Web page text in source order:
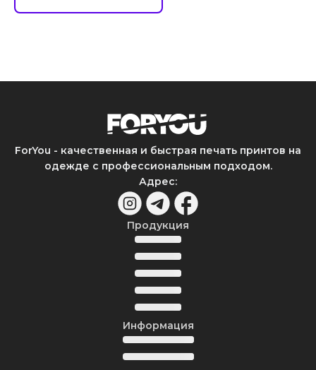
ForYou - качественная и быстрая печать принтов на
одежде с профессиональным подходом.
Адрес:
Продукция
Информация